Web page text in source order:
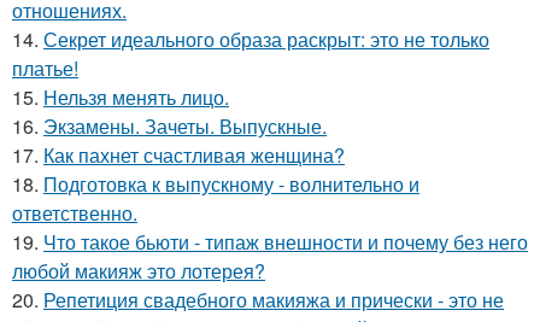
отношениях.
14. Секрет идеального образа раскрыт: это не только
платье!
15. Нельзя менять лицо.
16. Экзамены. Зачеты. Выпускные.
17. Как пахнет счастливая женщина?
18. Подготовка к выпускному - волнительно и
ответственно.
19. Что такое бьюти - типаж внешности и почему без него
любой макияж это лотерея?
20. Репетиция свадебного макияжа и прически - это не